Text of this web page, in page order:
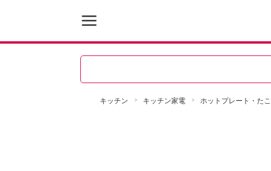
キッチン キッチン家電 ホットプレート・た